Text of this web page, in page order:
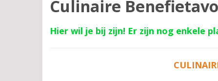
Culinaire
Hier wil je bij zijn! Er zijn nog enkele